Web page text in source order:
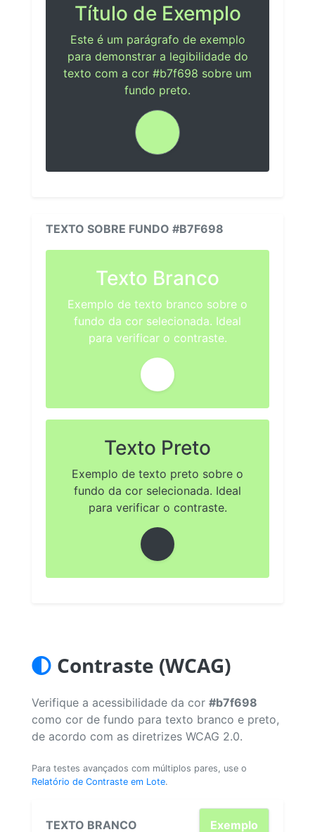
Título de Exemplo
Este é um parágrafo de exemplo
para demonstrar a legibilidade do
texto com a cor #b7f698 sobre um
fundo preto.
TEXTO SOBRE FUNDO #B7F698
Texto Branco
Exemplo de texto branco sobre o
fundo da cor selecionada. Ideal
para verificar o contraste.
Texto Preto
Exemplo de texto preto sobre o
fundo da cor selecionada. Ideal
para verificar o contraste.
Contraste (WCAG)
Verifique a acessibilidade da cor #b7f698
como cor de fundo para texto branco e preto,
de acordo com as diretrizes WCAG 2.0.
Para testes avançados com múltiplos pares, use o
Relatório de Contraste em Lote.
TEXTO BRANCO Exemplo